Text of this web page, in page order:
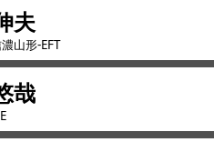
夫
山形-EFT
哉